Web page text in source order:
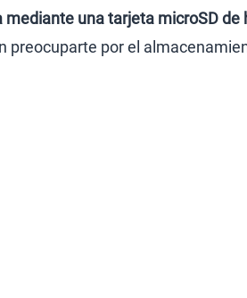
mediante una tarjeta microSD de
preocuparte por el